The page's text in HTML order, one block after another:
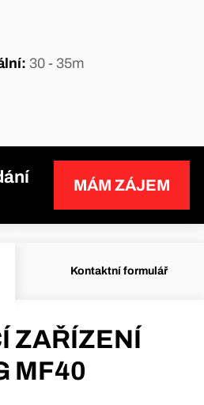
30 - 35m
MÁM ZÁJEM
Kontaktní formulář
ZAŘÍZENÍ
MF40